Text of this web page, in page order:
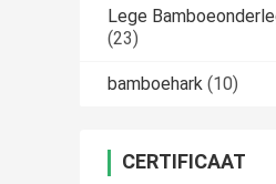
Lege
(23)
bamboehark (10)
CERTIFICAAT